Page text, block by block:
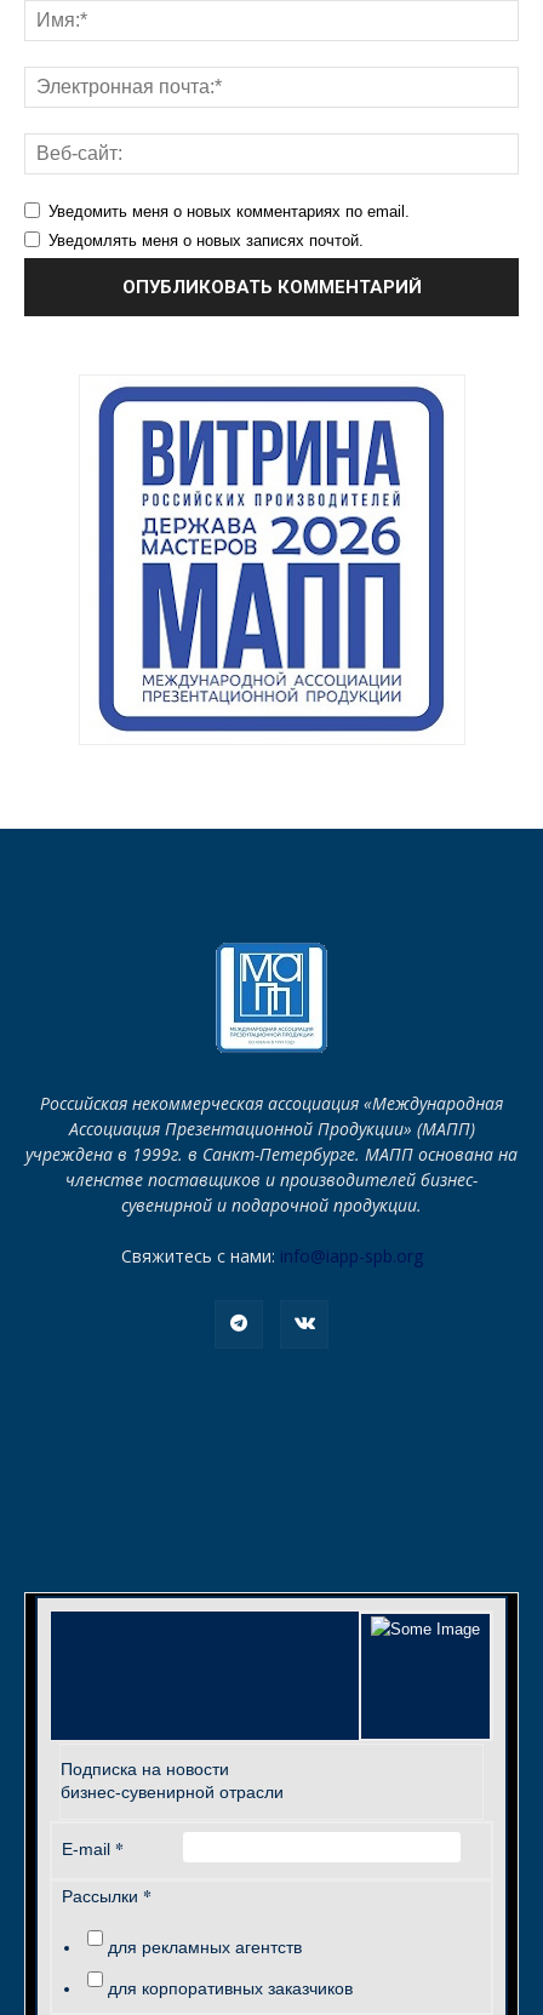
Уведомить меня о новых комментариях по email.
Уведомлять меня о новых записях почтой.
Российская некоммерческая ассоциация «Международная
Ассоциация Презентационной Продукции» (МАПП)
учреждена в 1999г. в Санкт-Петербурге. МАПП основана на
членстве поставщиков и производителей бизнес-
сувенирной и подарочной продукции.
Свяжитесь с нами: info@iapp-spb.org
Подписка на новости
бизнес-сувенирной отрасли
E-mail *
Рассылки *
для рекламных агентств
для корпоративных заказчиков